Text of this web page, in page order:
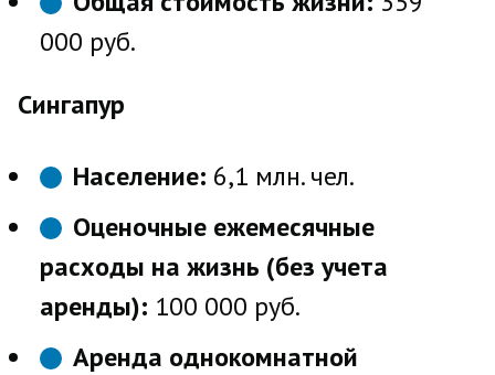
000 руб.
Сингапур
Население: 6,1 млн. чел.
Оценочные ежемесячные
расходы на жизнь (без учета
аренды): 100 000 руб.
Аренда однокомнатной